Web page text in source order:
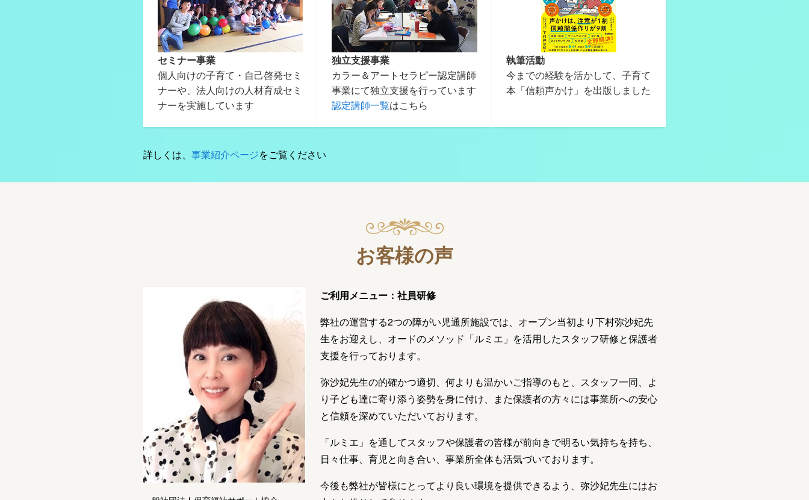
セミナー事業
個人向けの子育て・自己啓発セミ
ナーや、法人向けの人材育成セミ
ナーを実施しています
独立支援事業
カラー＆アートセラピー認定講師
事業にて独立支援を行っています
認定講師一覧はこちら
執筆活動
今までの経験を活かして、子育て
本「信頼声かけ」を出版しました
詳しくは、 事業紹介ページをご覧ください
お客様の声
ご利用メニュー：社員研修
弊社の運営する2つの障がい児通所施設では、オープン当初より下村弥沙妃先
生をお迎えし、オードのメソッド「ルミエ」を活用したスタッフ研修と保護者
支援を行っております。
弥沙妃先生の的確かつ適切、何よりも温かいご指導のもと、スタッフ一同、よ
り子ども達に寄り添う姿勢を身に付け、また保護者の方々には事業所への安心
と信頼を深めていただいております。
「ルミエ」を通してスタッフや保護者の皆様が前向きで明るい気持ちを持ち、
日々仕事、育児と向き合い、事業所全体も活気づいております。
今後も弊社が皆様にとってより良い環境を提供できるよう、弥沙妃先生にはお